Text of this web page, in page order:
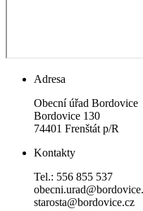
Adresa
Obecní úřad Bordovice
Bordovice 130
74401 Frenštát p/R
Kontakty
Tel.: 556 855 537
starosta@bordovice.cz